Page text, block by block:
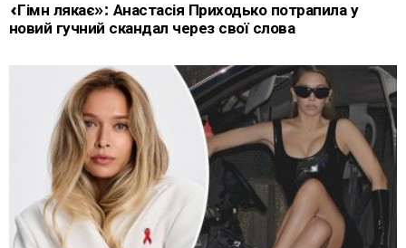
«Гімн лякає»: Анастасія Приходько потрапила у
новий гучний скандал через свої слова